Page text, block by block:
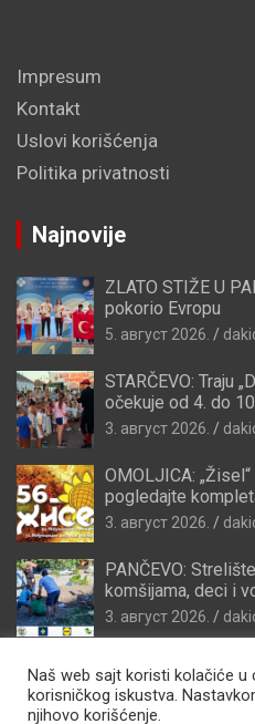
Impresum
Kontakt
Uslovi korišćenja
Politika privatnosti
Najnovije
ZLATO STIŽE U
pokorio Evropu
5. август 2026.
STARČEVO: Traju
očekuje od 4. do
3. август 2026.
OMOLJICA:
pogledajte
3. август 2026.
PANČEVO:
komšijama, deci i
3. август 2026.
Naš web sajt koristi kolačiće u
korisničkog iskustva.
njihovo korišćenje.